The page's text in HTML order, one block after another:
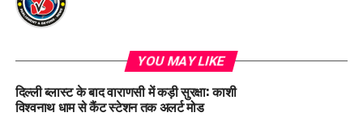
YOU MAY LIKE
दिल्ली ब्लास्ट के बाद वाराणसी में कड़ी सुरक्षा: काशी
विश्वनाथ धाम से कैंट स्टेशन तक अलर्ट मोड